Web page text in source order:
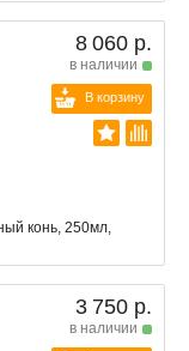
8 060 р.
в наличии
В корзину
конь, 250мл,
3 750 р.
в наличии